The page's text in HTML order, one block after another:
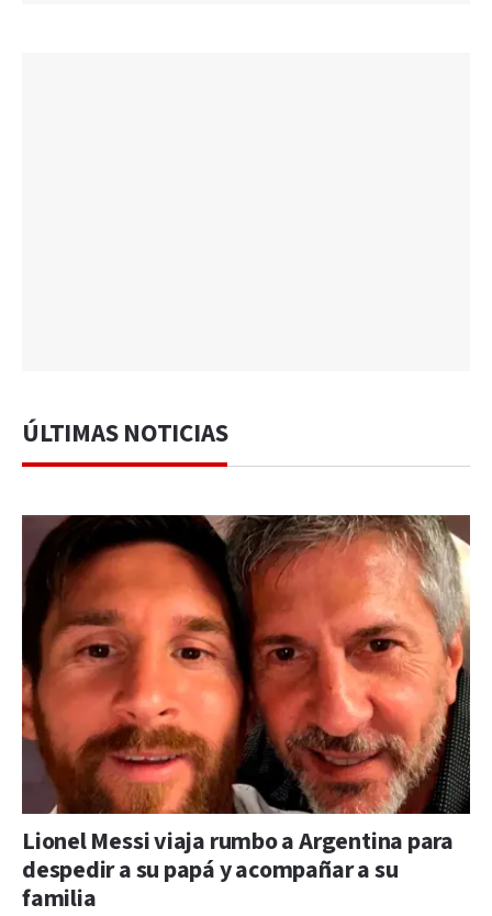
ÚLTIMAS NOTICIAS
Lionel Messi viaja rumbo a Argentina para
despedir a su papá y acompañar a su
familia